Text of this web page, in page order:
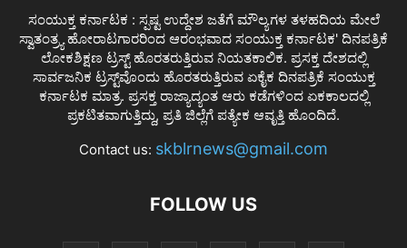
ಸಂಯುಕ್ತ ಕರ್ನಾಟಕ : ಸ್ಪಷ್ಟ ಉದ್ದೇಶ ಜತೆಗೆ ಮೌಲ್ಯಗಳ ತಳಹದಿಯ ಮೇಲೆ
ಸ್ವಾತಂತ್ರ್ಯ ಹೋರಾಟಗಾರರಿಂದ ಆರಂಭವಾದ ಸಂಯುಕ್ತ ಕರ್ನಾಟಕ' ದಿನಪತ್ರಿಕೆ
ಲೋಕಶಿಕ್ಷಣ ಟ್ರಸ್ಟ್ ಹೊರತರುತ್ತಿರುವ ನಿಯತಕಾಲಿಕ. ಪ್ರಸಕ್ತ ದೇಶದಲ್ಲಿ
ಸಾರ್ವಜನಿಕ ಟ್ರಸ್ಟ್‌ವೊಂದು ಹೊರತರುತ್ತಿರುವ ಏಕೈಕ ದಿನಪತ್ರಿಕೆ ಸಂಯುಕ್ತ
ಕರ್ನಾಟಕ ಮಾತ್ರ. ಪ್ರಸಕ್ತ ರಾಜ್ಯಾದ್ಯಂತ ಆರು ಕಡೆಗಳಿಂದ ಏಕಕಾಲದಲ್ಲಿ
ಪ್ರಕಟಿತವಾಗುತ್ತಿದ್ದು, ಪ್ರತಿ ಜಿಲ್ಲೆಗೆ ಪತ್ಯೇಕ ಆವೃತ್ತಿ ಹೊಂದಿದೆ.
Contact us: skblrnews@gmail.com
FOLLOW US